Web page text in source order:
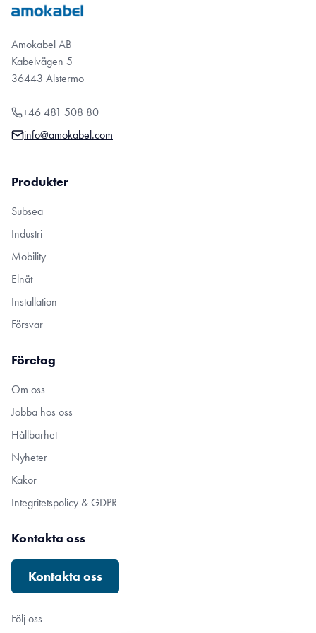
Amokabel AB
Kabelvägen 5
36443 Alstermo
+46 481 508 80
info@amokabel.com
Produkter
Subsea
Industri
Mobility
Elnät
Installation
Försvar
Företag
Om oss
Jobba hos oss
Hållbarhet
Nyheter
Kakor
Integritetspolicy & GDPR
Kontakta oss
Kontakta oss
Följ oss